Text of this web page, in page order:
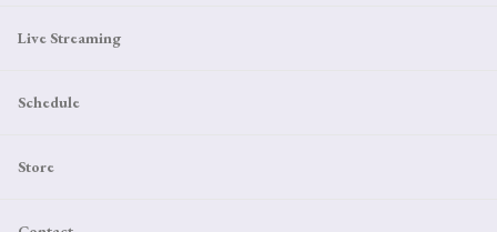
Live Streaming
Schedule
Store